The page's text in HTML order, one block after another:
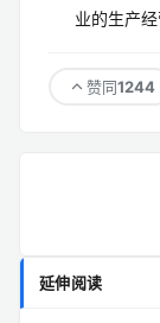
业的生产经
赞同1244
延伸阅读